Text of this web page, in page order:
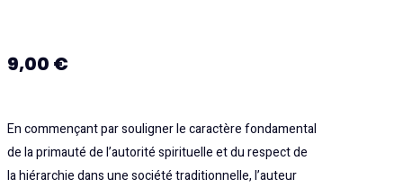
9,00 €
En commençant par souligner le caractère fondamental
de la primauté de l’autorité spirituelle et du respect de
la hiérarchie dans une société traditionnelle, l’auteur